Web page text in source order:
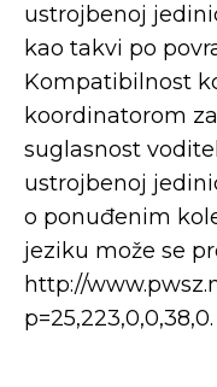
ustrojbenoj
kao takvi po
Kompatibilnost
koordinatorom
suglasnost
ustrojbenoj
o ponuđenim
jeziku može se
http://
p=25,223,0,0,38,0.